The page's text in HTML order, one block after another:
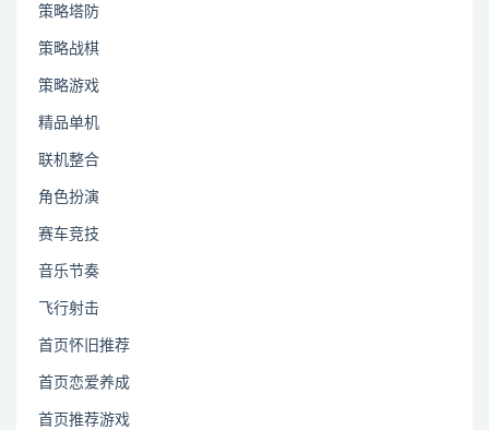
策略塔防
策略战棋
策略游戏
精品单机
联机整合
角色扮演
赛车竞技
音乐节奏
飞行射击
首页怀旧推荐
首页恋爱养成
首页推荐游戏